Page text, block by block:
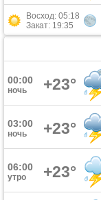
Восход: 05:18
Закат: 19:35
00:00
ночь +23°
03:00
ночь +23°
06:00
утро +23°